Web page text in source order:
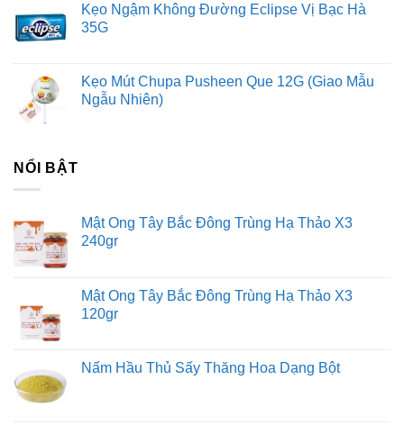
Kẹo Ngậm Không Đường Eclipse Vị Bạc Hà
35G
Kẹo Mút Chupa Pusheen Que 12G (Giao Mẫu
Ngẫu Nhiên)
NỔI BẬT
Mật Ong Tây Bắc Đông Trùng Hạ Thảo X3
240gr
Mật Ong Tây Bắc Đông Trùng Hạ Thảo X3
120gr
Nấm Hầu Thủ Sấy Thăng Hoa Dạng Bột